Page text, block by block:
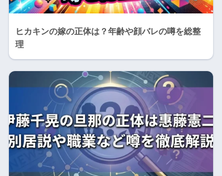
ヒカキンの嫁の正体は？年齢や顔バレの噂を総整
理